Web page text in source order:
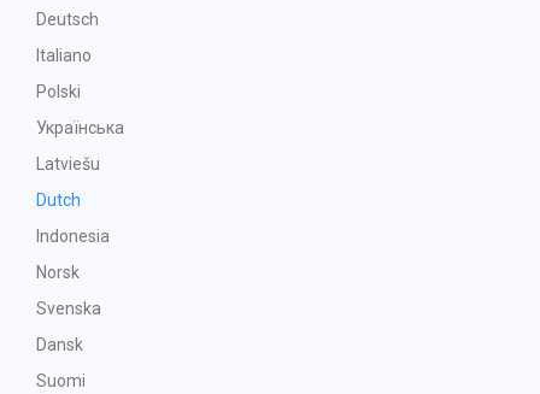
Deutsch
Italiano
Polski
Українська
Latviešu
Dutch
Indonesia
Norsk
Svenska
Dansk
Suomi